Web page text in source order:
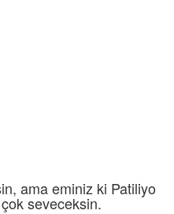
ama eminiz ki Patiliyo
seveceksin.